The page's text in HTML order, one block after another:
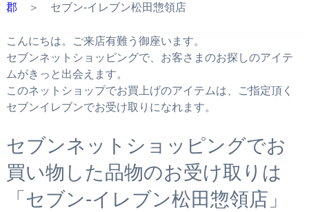
郡 ＞ セブン‐イレブン松田惣領店
こんにちは。ご来店有難う御座います。
セブンネットショッピングで、お客さまのお探しのアイテ
ムがきっと出会えます。
このネットショップでお買上げのアイテムは、ご指定頂く
セブンイレブンでお受け取りになれます。
セブンネットショッピングでお
買い物した品物のお受け取りは
「セブン‐イレブン松田惣領店」